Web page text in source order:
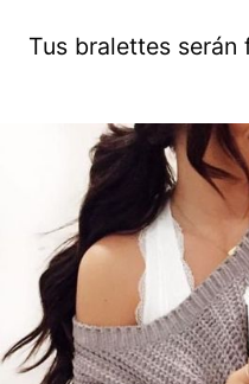
Tus bralettes serán